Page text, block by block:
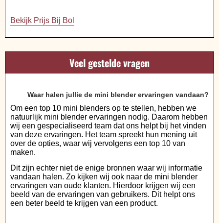
Bekijk Prijs Bij Bol
Veel gestelde vragen
Waar halen jullie de mini blender ervaringen vandaan?
Om een top 10 mini blenders op te stellen, hebben we
natuurlijk mini blender ervaringen nodig. Daarom hebben
wij een gespecialiseerd team dat ons helpt bij het vinden
van deze ervaringen. Het team spreekt hun mening uit
over de opties, waar wij vervolgens een top 10 van
maken.
Dit zijn echter niet de enige bronnen waar wij informatie
vandaan halen. Zo kijken wij ook naar de mini blender
ervaringen van oude klanten. Hierdoor krijgen wij een
beeld van de ervaringen van gebruikers. Dit helpt ons
een beter beeld te krijgen van een product.